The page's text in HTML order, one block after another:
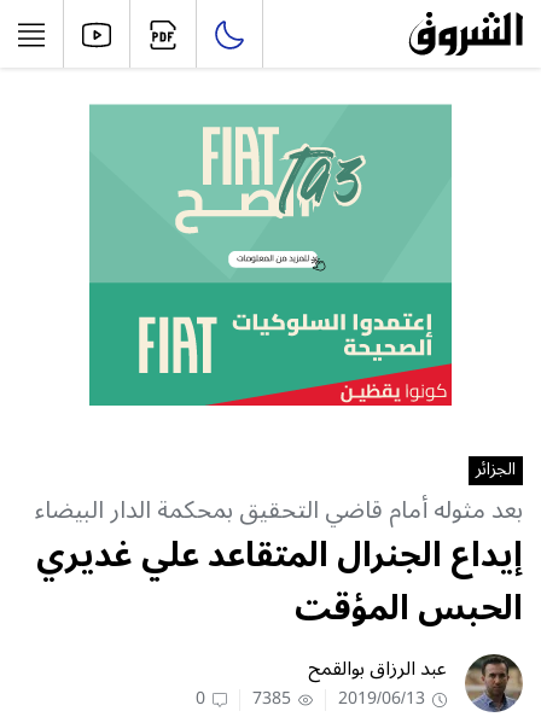
الجزائر
بعد مثوله أمام قاضي التحقيق بمحكمة الدار البيضاء
إيداع الجنرال المتقاعد علي غديري
الحبس المؤقت
عبد الرزاق بوالقمح
2019/06/13
7385
0